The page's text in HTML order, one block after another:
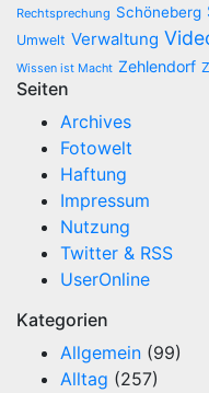
Rechtsprechung Schöneberg
Umwelt Verwaltung
Wissen ist Macht Zehlendorf
Seiten
Archives
Fotowelt
Haftung
Impressum
Nutzung
Twitter & RSS
UserOnline
Kategorien
Allgemein (99)
Alltag (257)